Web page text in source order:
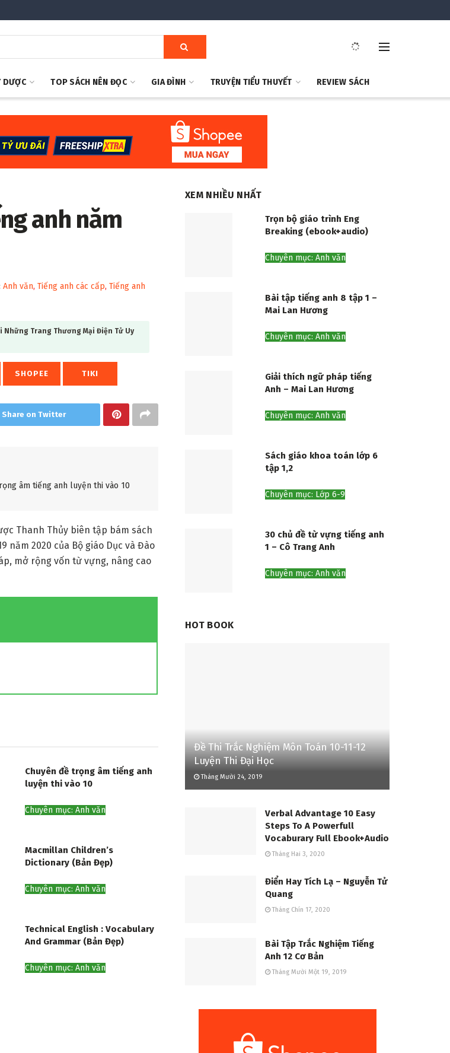
DƯỢC TOP SÁCH NÊN ĐỌC GIA ĐÌNH TRUYỆN TIỂU THUYẾT REVIEW SÁCH
anh năm
Anh văn, Tiếng anh các cấp, Tiếng anh
Những Trang Thương Mại Điện Tử Uy
SHOPEE TIKI
Share on Twitter
âm tiếng anh luyện thi vào 10
Thanh Thủy biên tập bám sách
năm 2020 của Bộ giáo Dục và Đào
mở rộng vốn từ vựng, nâng cao
Chuyên đề trọng âm tiếng anh
luyện thi vào 10
Chuyên mục: Anh văn
Macmillan Children’s
Dictionary (Bản Đẹp)
Chuyên mục: Anh văn
Technical English : Vocabulary
And Grammar (Bản Đẹp)
Chuyên mục: Anh văn
XEM NHIỀU NHẤT
Trọn bộ giáo trình Eng
Breaking (ebook+audio)
Chuyên mục: Anh văn
Bài tập tiếng anh 8 tập 1 –
Mai Lan Hương
Chuyên mục: Anh văn
Giải thích ngữ pháp tiếng
Anh – Mai Lan Hương
Chuyên mục: Anh văn
Sách giáo khoa toán lớp 6
tập 1,2
Chuyên mục: Lớp 6-9
30 chủ đề từ vựng tiếng anh
1 – Cô Trang Anh
Chuyên mục: Anh văn
HOT BOOK
Đề Thi Trắc Nghiệm Môn Toán 10-11-12
Luyện Thi Đại Học
Tháng Mười 24, 2019
Verbal Advantage 10 Easy
Steps To A Powerfull
Vocaburary Full Ebook+Audio
Tháng Hai 3, 2020
Điển Hay Tích Lạ – Nguyễn Tử
Quang
Tháng Chín 17, 2020
Bài Tập Trắc Nghiệm Tiếng
Anh 12 Cơ Bản
Tháng Mười Một 19, 2019